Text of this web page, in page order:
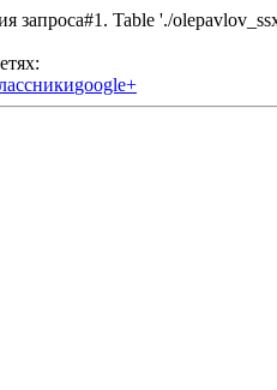
запроса#1. Table './
google+